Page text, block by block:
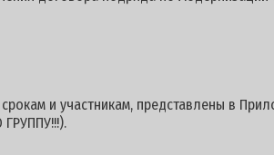
и участникам, представлены в